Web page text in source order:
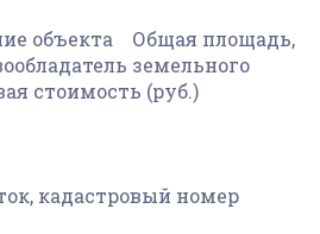
объекта Общая площадь,
земельного
стоимость (руб.)
кадастровый номер